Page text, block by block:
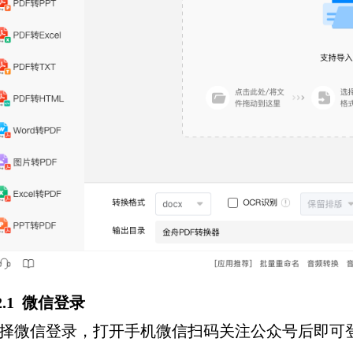
微信登录
微信登录，打开手机微信扫码关注公众号后即可